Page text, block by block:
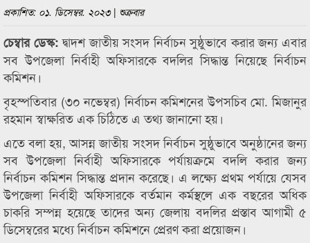
প্রকাশিত: ০১. ডিসেম্বর. ২০২৩ | শুক্রবার
চেম্বার ডেস্ক:দ্বাদশ জাতীয় সংসদ নির্বাচন সুষ্ঠুভাবে করার জন্য এবার
সব উপজেলা নির্বাহী অফিসারকে বদলির সিদ্ধান্ত নিয়েছে নির্বাচন
কমিশন।
বৃহস্পতিবার (৩০ নভেম্বর) নির্বাচন কমিশনের উপসচিব মো. মিজানুর
রহমান স্বাক্ষরিত এক চিঠিতে এ তথ্য জানানো হয়।
এতে বলা হয়, আসন্ন জাতীয় সংসদ নির্বাচন সুষ্ঠুভাবে অনুষ্ঠানের জন্য
সব উপজেলা নির্বাহী অফিসারকে পর্যায়ক্রমে বদলি করার জন্য
নির্বাচন কমিশন সিদ্ধান্ত প্রদান করেছে। এ লক্ষ্যে প্রথম পর্যায়ে যেসব
উপজেলা নির্বাহী অফিসারকে বর্তমান কর্মস্থলে এক বছরের অধিক
চাকরি সম্পন্ন হয়েছে তাদের অন্য জেলায় বদলির প্রস্তাব আগামী ৫
ডিসেম্বরের মধ্যে নির্বাচন কমিশনে প্রেরণ করা প্রয়োজন।